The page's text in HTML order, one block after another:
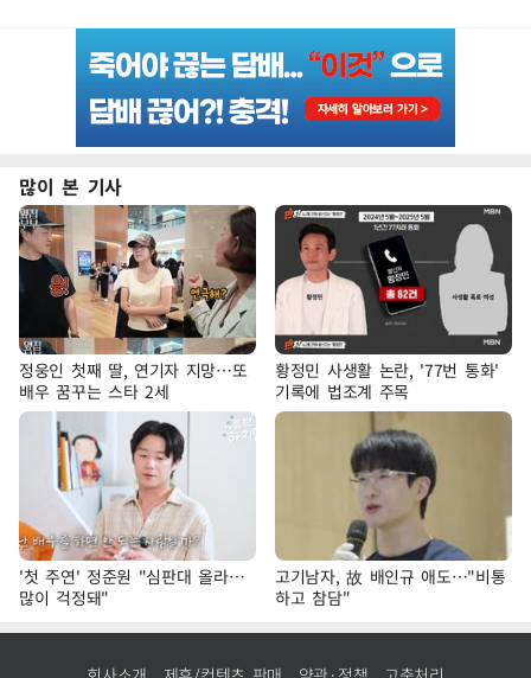
많이 본 기사
정웅인 첫째 딸, 연기자 지망…또
배우 꿈꾸는 스타 2세
황정민 사생활 논란, '77번 통화'
기록에 법조계 주목
'첫 주연' 정준원 "심판대 올라…
많이 걱정돼"
고기남자, 故 배인규 애도…"비통
하고 참담"